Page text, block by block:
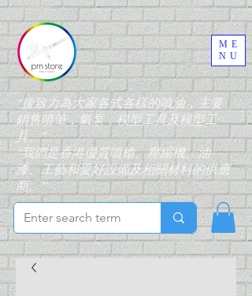
“搜致力為大家各式各樣的噴油，主要
銷售噴筆，氣泵，模型工具及模型工
具。”
“我們是香港優質噴槍、壓縮機、油
漆、工藝和愛好設備及相關材料的供應
商。”
ME
NU